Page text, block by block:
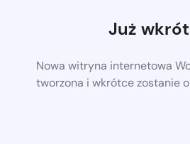
Już
Nowa witryna internetowa
tworzona i wkrótce zostanie